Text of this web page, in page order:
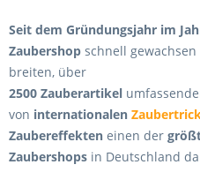
Seit dem Gründungsjahr im
Zaubershop schnell
breiten, über
2500 Zauberartikel
von internationalen
Zaubereffekten einen der
Zaubershops in Deutschland